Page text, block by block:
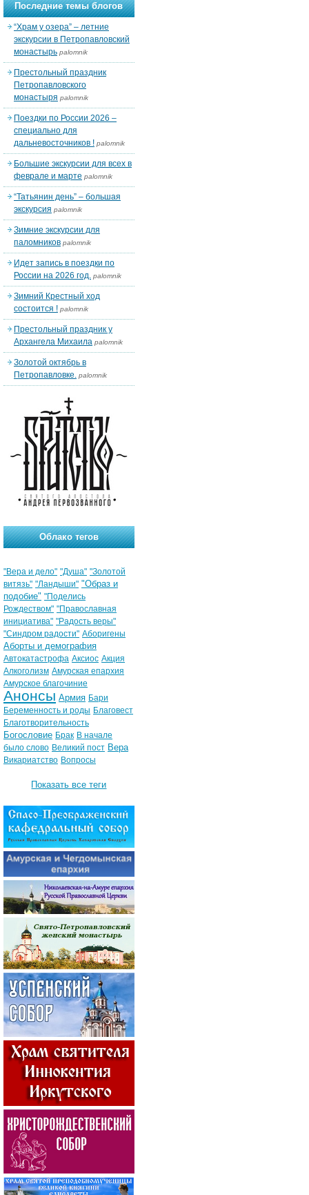
Последние темы блогов
“Храм у озера” – летние
экскурсии в Петропавловский
монастырь palomnik
Престольный праздник
Петропавловского
монастыря palomnik
Поездки по России 2026 –
специально для
дальневосточников ! palomnik
Большие экскурсии для всех в
феврале и марте palomnik
“Татьянин день” – большая
экскурсия palomnik
Зимние экскурсии для
паломников palomnik
Идет запись в поездки по
России на 2026 год. palomnik
Зимний Крестный ход
состоится ! palomnik
Престольный праздник у
Архангела Михаила palomnik
Золотой октябрь в
Петропавловке. palomnik
Облако тегов
"Вера и дело" "Душа" "Золотой
витязь" "Ландыши" "Образ и
подобие" "Поделись
Рождеством" "Православная
инициатива" "Радость веры"
"Синдром радости" Аборигены
Аборты и демография
Автокатастрофа Аксиос Акция
Алкоголизм Амурская епархия
Амурское благочиние
Анонсы Армия Бари
Беременность и роды Благовест
Благотворительность
Богословие Брак В начале
было слово Великий пост Вера
Викариатство Вопросы
Показать все теги